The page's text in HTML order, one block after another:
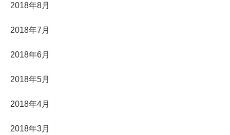
2018年8月
2018年7月
2018年6月
2018年5月
2018年4月
2018年3月